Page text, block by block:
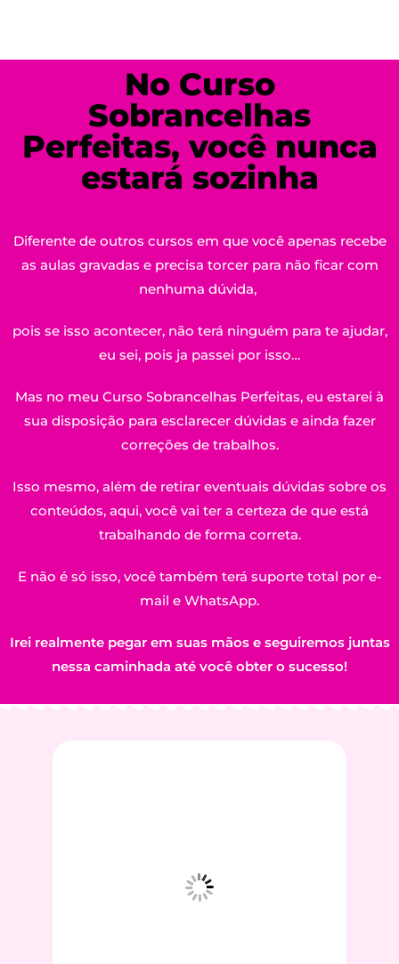
No Curso
Sobrancelhas
Perfeitas, você nunca
estará sozinha
Diferente de outros cursos em que você apenas recebe
as aulas gravadas e precisa torcer para não ficar com
nenhuma dúvida,
pois se isso acontecer, não terá ninguém para te ajudar,
eu sei, pois ja passei por isso…
Mas no meu Curso Sobrancelhas Perfeitas, eu estarei à
sua disposição para esclarecer dúvidas e ainda fazer
correções de trabalhos.
Isso mesmo, além de retirar eventuais dúvidas sobre os
conteúdos, aqui, você vai ter a certeza de que está
trabalhando de forma correta.
E não é só isso, você também terá suporte total por e-
mail e WhatsApp.
Irei realmente pegar em suas mãos e seguiremos juntas
nessa caminhada até você obter o sucesso!